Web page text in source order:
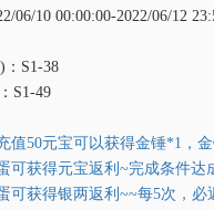
06/10 00:00:00-2022/06/12
：S1-38
S1-49
值50元宝可以获得金锤*1，
可获得元宝返利~完成条件达
可获得银两返利~~每5次，必